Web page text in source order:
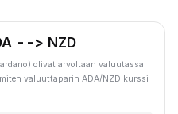
--> NZD
olivat arvoltaan valuutassa
valuuttaparin ADA/NZD kurssi